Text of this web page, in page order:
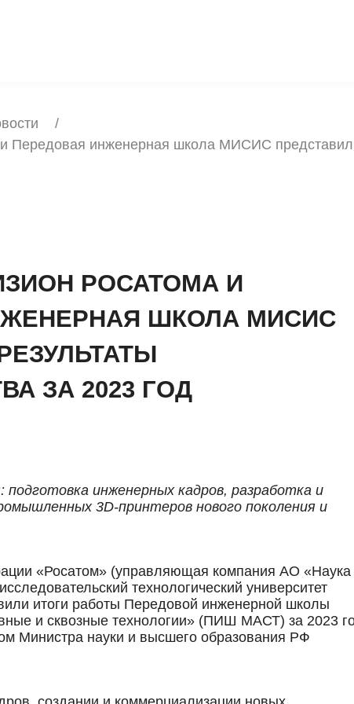
Передовая инженерная школа МИСИС
РОСАТОМА И
ШКОЛА МИСИС
ЗА 2023 ГОД
инженерных кадров, разработка и
3D-принтеров нового поколения и
«Росатом» (управляющая компания АО «Наука
технологический университет
итоги работы Передовой инженерной школы
и сквозные технологии» (ПИШ МАСТ) за 2023
Министра науки и высшего образования РФ